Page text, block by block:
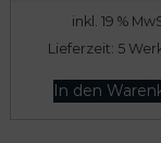
inkl. 19 %
Lieferzeit: 5
In den